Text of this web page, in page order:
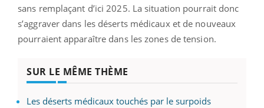
sans remplaçant d’ici 2025. La situation pourrait donc
s’aggraver dans les déserts médicaux et de nouveaux
pourraient apparaître dans les zones de tension.
SUR LE MÊME THÈME
Les déserts médicaux touchés par le surpoids